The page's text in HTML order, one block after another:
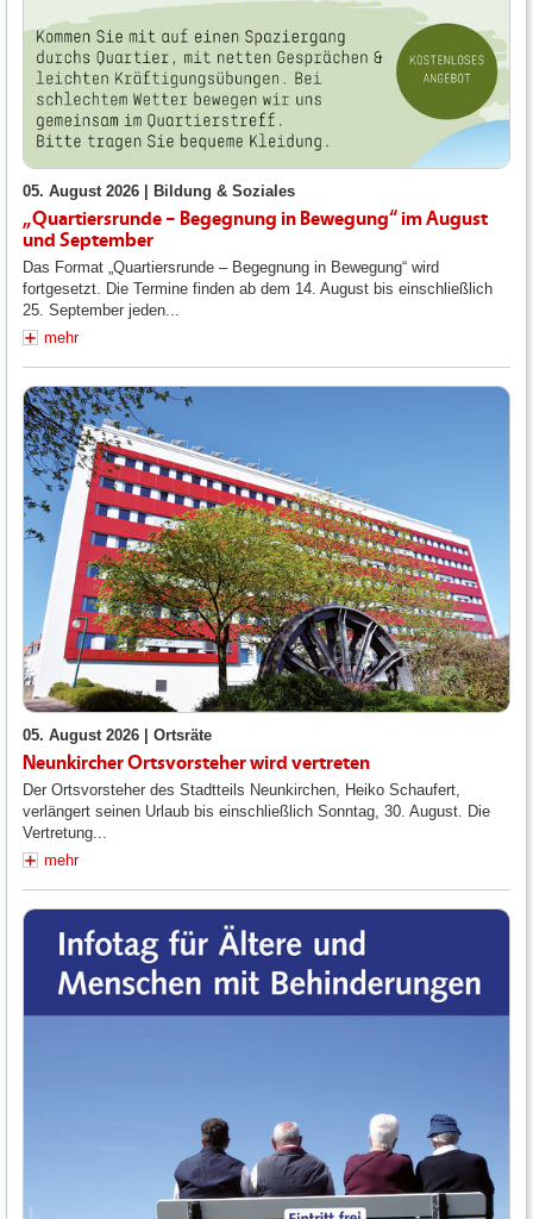
05. August 2026 | Bildung & Soziales
„Quartiersrunde – Begegnung in Bewegung“ im August
und September
Das Format „Quartiersrunde – Begegnung in Bewegung“ wird
fortgesetzt. Die Termine finden ab dem 14. August bis einschließlich
25. September jeden...
mehr
05. August 2026 | Ortsräte
Neunkircher Ortsvorsteher wird vertreten
Der Ortsvorsteher des Stadtteils Neunkirchen, Heiko Schaufert,
verlängert seinen Urlaub bis einschließlich Sonntag, 30. August. Die
Vertretung...
mehr